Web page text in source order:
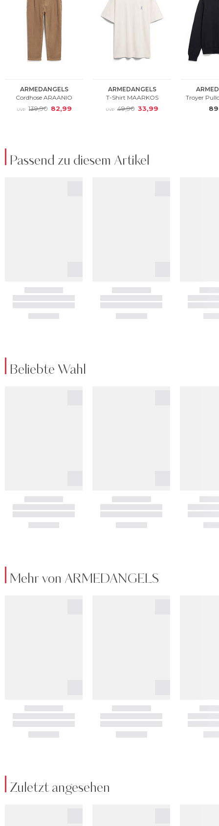
Passend zu diesem Artikel
Beliebte Wahl
Mehr von ARMEDANGELS
Zuletzt angesehen